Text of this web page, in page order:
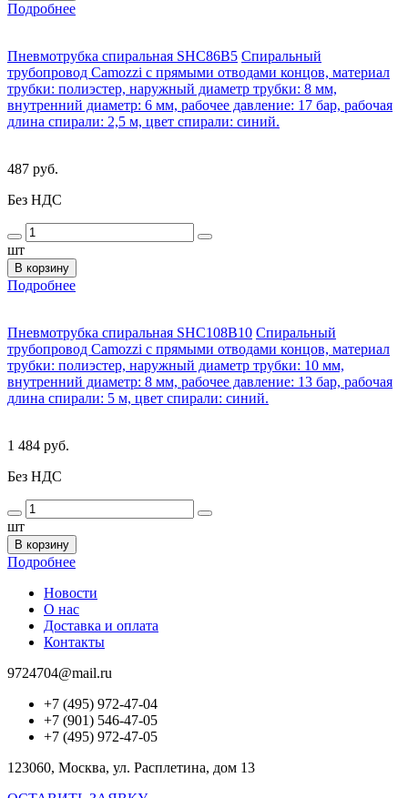
Подробнее
Пневмотрубка спиральная SHC86B5 Спиральный
трубопровод Camozzi с прямыми отводами концов, материал
трубки: полиэстер, наружный диаметр трубки: 8 мм,
внутренний диаметр: 6 мм, рабочее давление: 17 бар, рабочая
длина спирали: 2,5 м, цвет спирали: синий.
487 руб.
Без НДС
шт
В корзину
Подробнее
Пневмотрубка спиральная SHC108B10 Спиральный
трубопровод Camozzi с прямыми отводами концов, материал
трубки: полиэстер, наружный диаметр трубки: 10 мм,
внутренний диаметр: 8 мм, рабочее давление: 13 бар, рабочая
длина спирали: 5 м, цвет спирали: синий.
1 484 руб.
Без НДС
шт
В корзину
Подробнее
Новости
О нас
Доставка и оплата
Контакты
9724704@mail.ru
+7 (495) 972-47-04
+7 (901) 546-47-05
+7 (495) 972-47-05
123060, Москва, ул. Расплетина, дом 13